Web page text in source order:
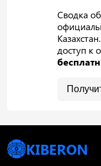
Сводка
доступ к
KIBERON